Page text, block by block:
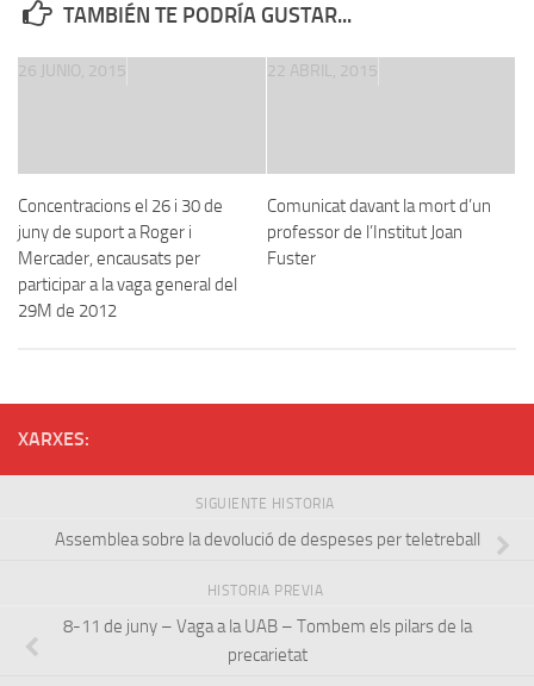
TAMBIÉN TE PODRÍA GUSTAR...
Concentracions el 26 i 30 de
juny de suport a Roger i
Mercader, encausats per
participar a la vaga general del
29M de 2012
26 JUNIO, 2015
Comunicat davant la mort d’un
professor de l’Institut Joan
Fuster
22 ABRIL, 2015
XARXES:
SIGUIENTE HISTORIA
Assemblea sobre la devolució de despeses per teletreball
HISTORIA PREVIA
8-11 de juny – Vaga a la UAB – Tombem els pilars de la
precarietat